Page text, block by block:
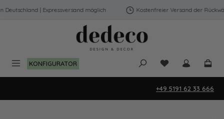
Zum Hauptinhalt springen
| Expressversand möglich Kostenfreier Versand der
KONFIGURATOR Du hast 0
+49 5191 62 33 666